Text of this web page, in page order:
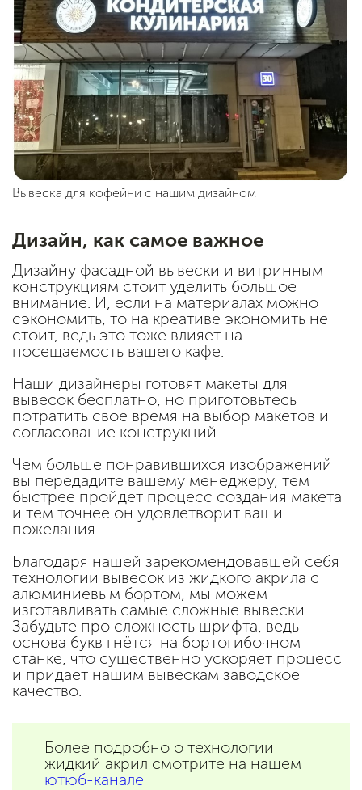
Вывеска для кофейни с нашим дизайном
Дизайн, как самое важное
Дизайну фасадной вывески и витринным
конструкциям стоит уделить большое
внимание. И, если на материалах можно
сэкономить, то на креативе экономить не
стоит, ведь это тоже влияет на
посещаемость вашего кафе.
Наши дизайнеры готовят макеты для
вывесок бесплатно, но приготовьтесь
потратить свое время на выбор макетов и
согласование конструкций.
Чем больше понравившихся изображений
вы передадите вашему менеджеру, тем
быстрее пройдет процесс создания макета
и тем точнее он удовлетворит ваши
пожелания.
Благодаря нашей зарекомендовавшей себя
технологии вывесок из жидкого акрила с
алюминиевым бортом, мы можем
изготавливать самые сложные вывески.
Забудьте про сложность шрифта, ведь
основа букв гнётся на бортогибочном
станке, что существенно ускоряет процесс
и придает нашим вывескам заводское
качество.
Более подробно о технологии
жидкий акрил смотрите на нашем
ютюб-канале